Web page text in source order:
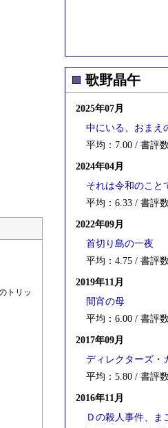
トリッ
歌野晶午
2025年07月
中にいる、おまえ
平均：7.00 / 書評
2024年04月
それは令和のこと
平均：6.33 / 書評
2022年09月
首切り島の一夜
平均：4.75 / 書評
2019年11月
間宵の母
平均：6.00 / 書評
2017年09月
ディレクターズ・
平均：5.80 / 書評
2016年11月
Ｄの殺人事件、ま